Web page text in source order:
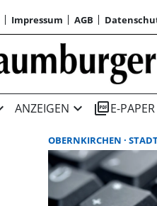
Impressum AGB
ANZEIGEN expand_more picture_as_pdfE-PAPER
OBERNKIRCHEN